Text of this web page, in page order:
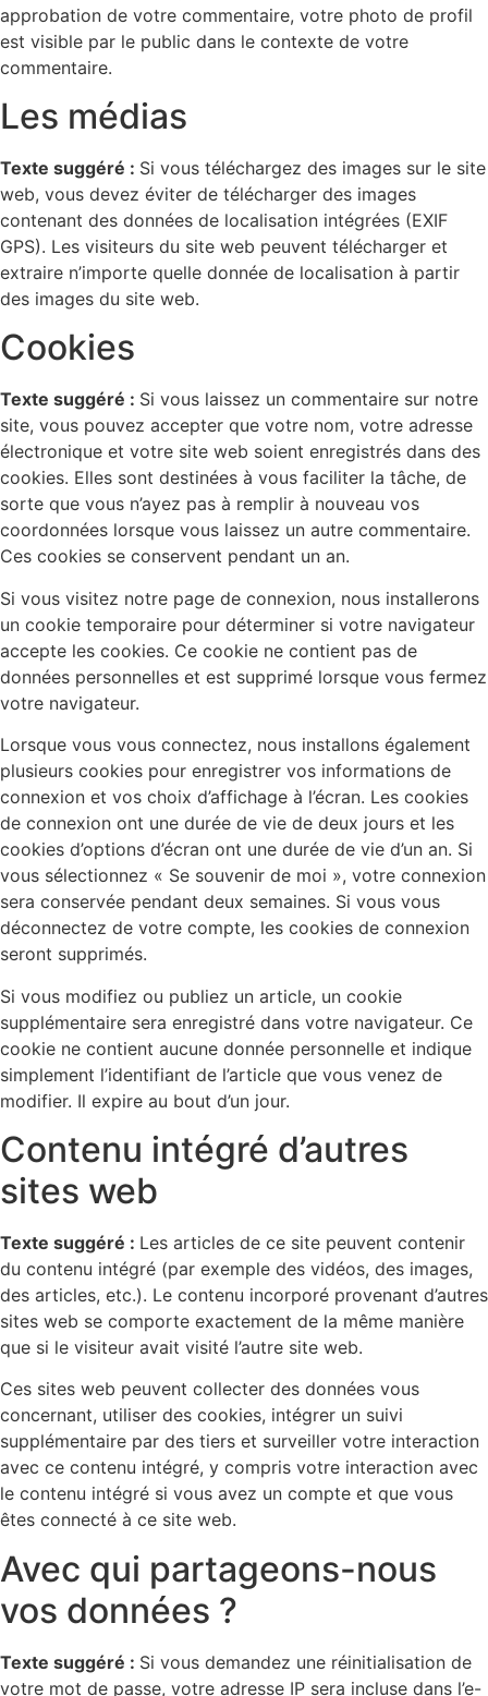
approbation de votre commentaire, votre photo de profil
est visible par le public dans le contexte de votre
commentaire.
Les médias
Texte suggéré : Si vous téléchargez des images sur le site
web, vous devez éviter de télécharger des images
contenant des données de localisation intégrées (EXIF
GPS). Les visiteurs du site web peuvent télécharger et
extraire n’importe quelle donnée de localisation à partir
des images du site web.
Cookies
Texte suggéré : Si vous laissez un commentaire sur notre
site, vous pouvez accepter que votre nom, votre adresse
électronique et votre site web soient enregistrés dans des
cookies. Elles sont destinées à vous faciliter la tâche, de
sorte que vous n’ayez pas à remplir à nouveau vos
coordonnées lorsque vous laissez un autre commentaire.
Ces cookies se conservent pendant un an.
Si vous visitez notre page de connexion, nous installerons
un cookie temporaire pour déterminer si votre navigateur
accepte les cookies. Ce cookie ne contient pas de
données personnelles et est supprimé lorsque vous fermez
votre navigateur.
Lorsque vous vous connectez, nous installons également
plusieurs cookies pour enregistrer vos informations de
connexion et vos choix d’affichage à l’écran. Les cookies
de connexion ont une durée de vie de deux jours et les
cookies d’options d’écran ont une durée de vie d’un an. Si
vous sélectionnez « Se souvenir de moi », votre connexion
sera conservée pendant deux semaines. Si vous vous
déconnectez de votre compte, les cookies de connexion
seront supprimés.
Si vous modifiez ou publiez un article, un cookie
supplémentaire sera enregistré dans votre navigateur. Ce
cookie ne contient aucune donnée personnelle et indique
simplement l’identifiant de l’article que vous venez de
modifier. Il expire au bout d’un jour.
Contenu intégré d’autres
sites web
Texte suggéré : Les articles de ce site peuvent contenir
du contenu intégré (par exemple des vidéos, des images,
des articles, etc.). Le contenu incorporé provenant d’autres
sites web se comporte exactement de la même manière
que si le visiteur avait visité l’autre site web.
Ces sites web peuvent collecter des données vous
concernant, utiliser des cookies, intégrer un suivi
supplémentaire par des tiers et surveiller votre interaction
avec ce contenu intégré, y compris votre interaction avec
le contenu intégré si vous avez un compte et que vous
êtes connecté à ce site web.
Avec qui partageons-nous
vos données ?
Texte suggéré : Si vous demandez une réinitialisation de
votre mot de passe, votre adresse IP sera incluse dans l’e-